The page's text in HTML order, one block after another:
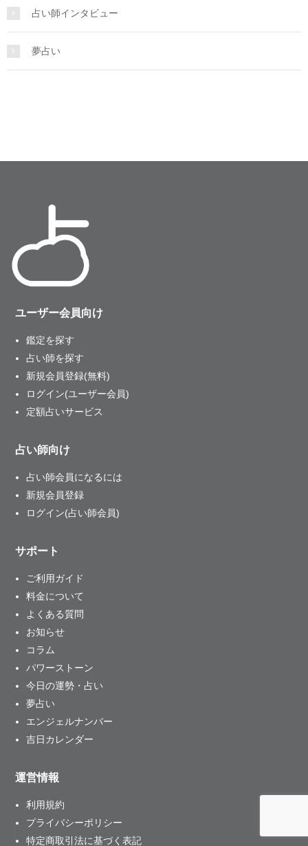
占い師インタビュー
夢占い
ユーザー会員向け
鑑定を探す
占い師を探す
新規会員登録(無料)
ログイン(ユーザー会員)
定額占いサービス
占い師向け
占い師会員になるには
新規会員登録
ログイン(占い師会員)
サポート
ご利用ガイド
料金について
よくある質問
お知らせ
コラム
パワーストーン
今日の運勢・占い
夢占い
エンジェルナンバー
吉日カレンダー
運営情報
利用規約
プライバシーポリシー
特定商取引法に基づく表記